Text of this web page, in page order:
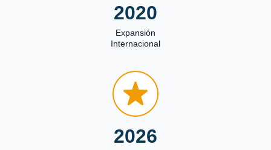
2020
Expansión
Internacional
2026